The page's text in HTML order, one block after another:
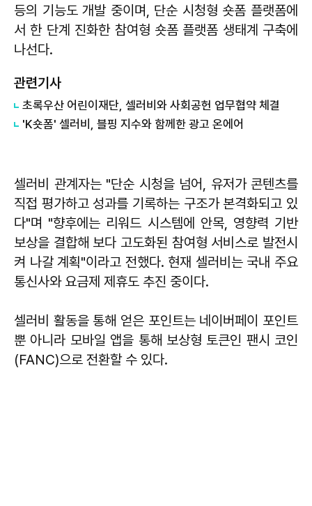
등의 기능도 개발 중이며, 단순 시청형 숏폼 플랫폼에
서 한 단계 진화한 참여형 숏폼 플랫폼 생태계 구축에
나선다.
관련기사
초록우산 어린이재단, 셀러비와 사회공헌 업무협약 체결
​'K숏폼' 셀러비, 블핑 지수와 함께한 광고 온에어
셀러비 관계자는 "단순 시청을 넘어, 유저가 콘텐츠를
직접 평가하고 성과를 기록하는 구조가 본격화되고 있
다"며 "향후에는 리워드 시스템에 안목, 영향력 기반
보상을 결합해 보다 고도화된 참여형 서비스로 발전시
켜 나갈 계획"이라고 전했다. 현재 셀러비는 국내 주요
통신사와 요금제 제휴도 추진 중이다.
셀러비 활동을 통해 얻은 포인트는 네이버페이 포인트
뿐 아니라 모바일 앱을 통해 보상형 토큰인 팬시 코인
(FANC)으로 전환할 수 있다.